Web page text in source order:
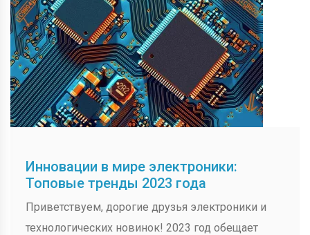
Инновации в мире электроники:
Топовые тренды 2023 года
Приветствуем, дорогие друзья электроники и
технологических новинок! 2023 год обещает